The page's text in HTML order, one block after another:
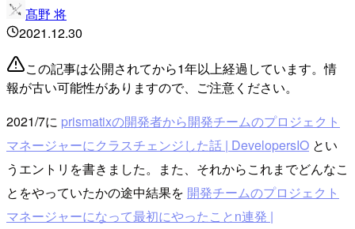
髙野 将
2021.12.30
この記事は公開されてから1年以上経過しています。情
報が古い可能性がありますので、ご注意ください。
2021/7に prismatixの開発者から開発チームのプロジェクト
マネージャーにクラスチェンジした話 | DevelopersIO とい
うエントリを書きました。また、それからこれまでどんなこ
とをやっていたかの途中結果を 開発チームのプロジェクト
マネージャーになって最初にやったことn連発 |